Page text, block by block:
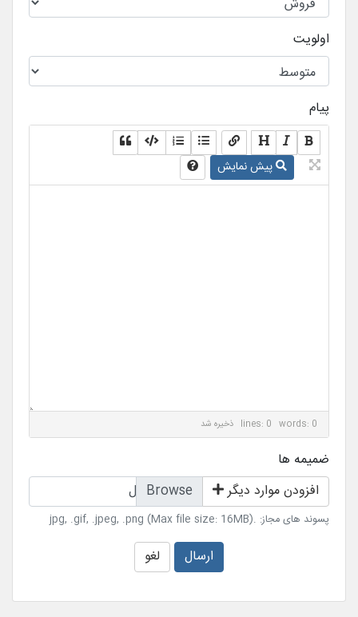
اولویت
پیام
پیش نمایش
lines: 0 words: 0 ذخیره شد
ضمیمه ها
انتخاب فایل
افزودن موارد دیگر
پسوند های مجاز: .jpg, .gif, .jpeg, .png (Max file size: 16MB)
ارسال لغو